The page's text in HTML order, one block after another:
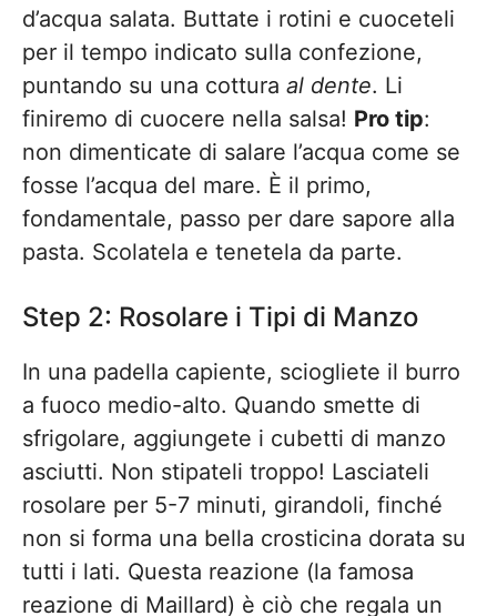
d’acqua salata. Buttate i rotini e cuoceteli
per il tempo indicato sulla confezione,
puntando su una cottura al dente. Li
finiremo di cuocere nella salsa! Pro tip:
non dimenticate di salare l’acqua come se
fosse l’acqua del mare. È il primo,
fondamentale, passo per dare sapore alla
pasta. Scolatela e tenetela da parte.
Step 2: Rosolare i Tipi di Manzo
In una padella capiente, sciogliete il burro
a fuoco medio-alto. Quando smette di
sfrigolare, aggiungete i cubetti di manzo
asciutti. Non stipateli troppo! Lasciateli
rosolare per 5-7 minuti, girandoli, finché
non si forma una bella crosticina dorata su
tutti i lati. Questa reazione (la famosa
reazione di Maillard) è ciò che regala un